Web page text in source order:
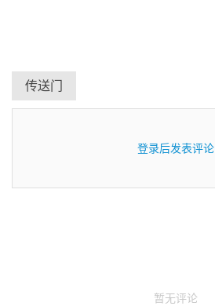
传送门
登录后发表评论
暂无评论